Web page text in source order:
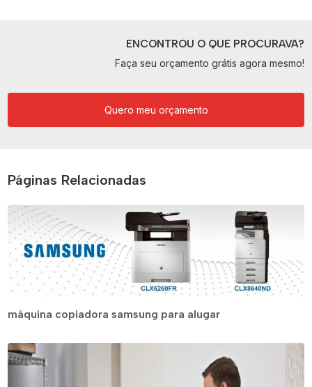
ENCONTROU O QUE PROCURAVA?
Faça seu orçamento grátis agora mesmo!
Quero meu orçamento
Páginas Relacionadas
máquina copiadora samsung para alugar